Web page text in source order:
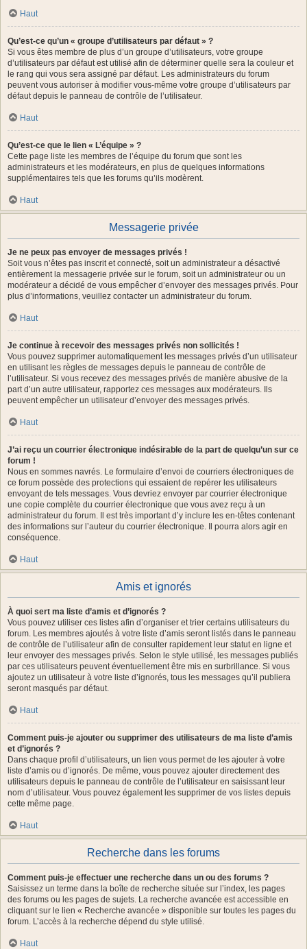
Haut
Qu’est-ce qu’un « groupe d’utilisateurs par défaut » ?
Si vous êtes membre de plus d’un groupe d’utilisateurs, votre groupe
d’utilisateurs par défaut est utilisé afin de déterminer quelle sera la couleur et
le rang qui vous sera assigné par défaut. Les administrateurs du forum
peuvent vous autoriser à modifier vous-même votre groupe d’utilisateurs par
défaut depuis le panneau de contrôle de l’utilisateur.
Haut
Qu’est-ce que le lien « L’équipe » ?
Cette page liste les membres de l’équipe du forum que sont les
administrateurs et les modérateurs, en plus de quelques informations
supplémentaires tels que les forums qu’ils modèrent.
Haut
Messagerie privée
Je ne peux pas envoyer de messages privés !
Soit vous n’êtes pas inscrit et connecté, soit un administrateur a désactivé
entièrement la messagerie privée sur le forum, soit un administrateur ou un
modérateur a décidé de vous empêcher d’envoyer des messages privés. Pour
plus d’informations, veuillez contacter un administrateur du forum.
Haut
Je continue à recevoir des messages privés non sollicités !
Vous pouvez supprimer automatiquement les messages privés d’un utilisateur
en utilisant les règles de messages depuis le panneau de contrôle de
l’utilisateur. Si vous recevez des messages privés de manière abusive de la
part d’un autre utilisateur, rapportez ces messages aux modérateurs. Ils
peuvent empêcher un utilisateur d’envoyer des messages privés.
Haut
J’ai reçu un courrier électronique indésirable de la part de quelqu’un sur ce
forum !
Nous en sommes navrés. Le formulaire d’envoi de courriers électroniques de
ce forum possède des protections qui essaient de repérer les utilisateurs
envoyant de tels messages. Vous devriez envoyer par courrier électronique
une copie complète du courrier électronique que vous avez reçu à un
administrateur du forum. Il est très important d’y inclure les en-têtes contenant
des informations sur l’auteur du courrier électronique. Il pourra alors agir en
conséquence.
Haut
Amis et ignorés
À quoi sert ma liste d’amis et d’ignorés ?
Vous pouvez utiliser ces listes afin d’organiser et trier certains utilisateurs du
forum. Les membres ajoutés à votre liste d’amis seront listés dans le panneau
de contrôle de l’utilisateur afin de consulter rapidement leur statut en ligne et
leur envoyer des messages privés. Selon le style utilisé, les messages publiés
par ces utilisateurs peuvent éventuellement être mis en surbrillance. Si vous
ajoutez un utilisateur à votre liste d’ignorés, tous les messages qu’il publiera
seront masqués par défaut.
Haut
Comment puis-je ajouter ou supprimer des utilisateurs de ma liste d’amis
et d’ignorés ?
Dans chaque profil d’utilisateurs, un lien vous permet de les ajouter à votre
liste d’amis ou d’ignorés. De même, vous pouvez ajouter directement des
utilisateurs depuis le panneau de contrôle de l’utilisateur en saisissant leur
nom d’utilisateur. Vous pouvez également les supprimer de vos listes depuis
cette même page.
Haut
Recherche dans les forums
Comment puis-je effectuer une recherche dans un ou des forums ?
Saisissez un terme dans la boîte de recherche située sur l’index, les pages
des forums ou les pages de sujets. La recherche avancée est accessible en
cliquant sur le lien « Recherche avancée » disponible sur toutes les pages du
forum. L’accès à la recherche dépend du style utilisé.
Haut